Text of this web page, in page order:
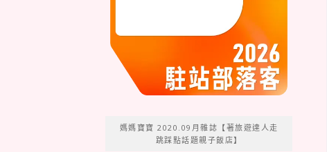
媽媽寶寶 2020.09月雜誌【著旅遊達人走
跳踩點話題親子飯店】